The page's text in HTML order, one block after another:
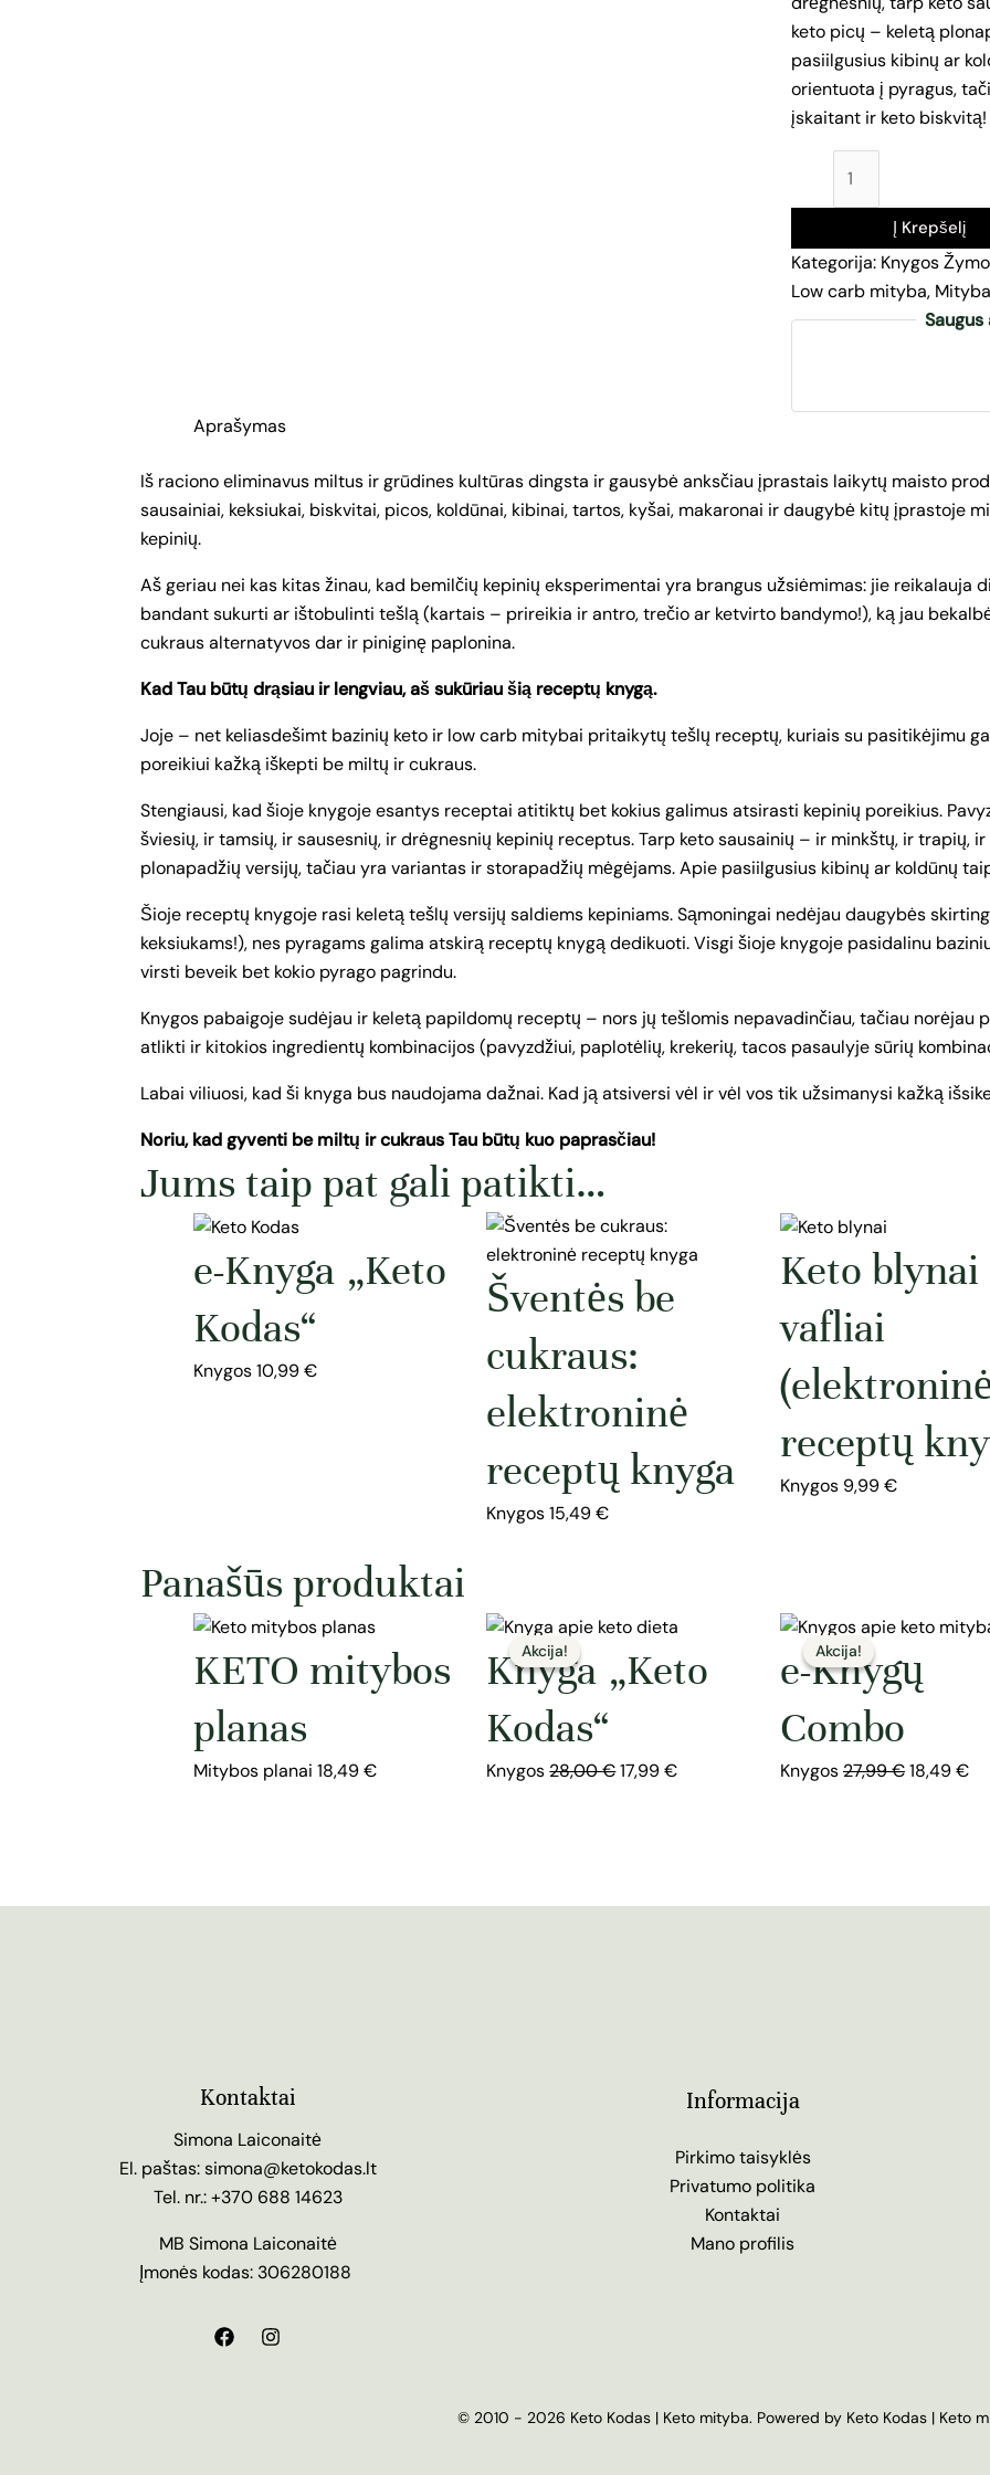
keto picų – keletą
pasiilgusius kibinų ar
orientuota į pyragus,
įskaitant ir keto biskvitą!
Į Krepšelį
Kategorija: Knygos
Low carb mityba,
Aprašymas
Iš raciono eliminavus miltus ir grūdines kultūras dingsta ir gausybė anksčiau įprastais laikytų maisto
sausainiai, keksiukai, biskvitai, picos, koldūnai, kibinai, tartos, kyšai, makaronai ir daugybė kitų įprastoje
kepinių.
Aš geriau nei kas kitas žinau, kad bemilčių kepinių eksperimentai yra brangus užsiėmimas: jie reikalauja
bandant sukurti ar ištobulinti tešlą (kartais – prireikia ir antro, trečio ar ketvirto bandymo!), ką jau
cukraus alternatyvos dar ir piniginę paplonina.
Kad Tau būtų drąsiau ir lengviau, aš sukūriau šią receptų knygą.
Joje – net keliasdešimt bazinių keto ir low carb mitybai pritaikytų tešlų receptų, kuriais su pasitikėjimu
poreikiui kažką iškepti be miltų ir cukraus.
Stengiausi, kad šioje knygoje esantys receptai atitiktų bet kokius galimus atsirasti kepinių poreikius.
šviesių, ir tamsių, ir sausesnių, ir drėgnesnių kepinių receptus. Tarp keto sausainių – ir minkštų, ir trapių,
plonapadžių versijų, tačiau yra variantas ir storapadžių mėgėjams. Apie pasiilgusius kibinų ar koldūnų
Šioje receptų knygoje rasi keletą tešlų versijų saldiems kepiniams. Sąmoningai nedėjau daugybės
keksiukams!), nes pyragams galima atskirą receptų knygą dedikuoti. Visgi šioje knygoje pasidalinu
virsti beveik bet kokio pyrago pagrindu.
Knygos pabaigoje sudėjau ir keletą papildomų receptų – nors jų tešlomis nepavadinčiau, tačiau norėjau
atlikti ir kitokios ingredientų kombinacijos (pavyzdžiui, paplotėlių, krekerių, tacos pasaulyje sūrių
Labai viliuosi, kad ši knyga bus naudojama dažnai. Kad ją atsiversi vėl ir vėl vos tik užsimanysi kažką
Noriu, kad gyventi be miltų ir cukraus Tau būtų kuo paprasčiau!
Jums taip pat gali patikti…
e-Knyga „Keto
Kodas“
Knygos10,99€
Šventės be
cukraus:
elektroninė
receptų knyga
Knygos15,49€
Keto
vafliai
receptų
Knygos 9,99€
Panašūs produktai
KETO mitybos
planas
Mitybos planai 18,49€
Knyga „Keto
Kodas“
Knygos28,00€
Original
price
was:
17,99€
Current
is:
e-Knygų
Combo
Knygos27,99€
Original
was:
18,49€
Kontaktai
Simona Laiconaitė
El. paštas:simona@ketokodas.lt
Tel. nr.:+370 688 14623
MB Simona Laiconaitė
Įmonės kodas: 306280188
Informacija
Pirkimo taisyklės
Privatumo politika
Kontaktai
Mano profilis
© 2010 - 2026 Keto Kodas | Keto mityba. Powered by Keto Kodas | Keto